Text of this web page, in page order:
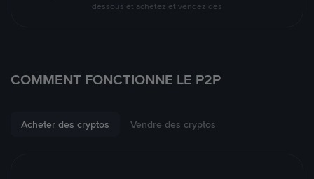
dessous et achetez et vendez des
COMMENT FONCTIONNE LE P2P
Acheter des cryptos Vendre des cryptos